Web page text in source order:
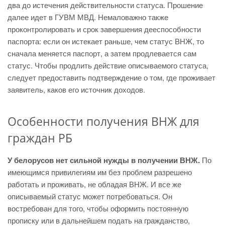
два до истечения действительности статуса. Прошение
далее идет в ГУВМ МВД. Немаловажно также
проконтролировать и срок завершения дееспособности
паспорта: если он истекает раньше, чем статус ВНЖ, то
сначала меняется паспорт, а затем продлевается сам
статус. Чтобы продлить действие описываемого статуса,
следует предоставить подтверждение о том, где проживает
заявитель, каков его источник доходов.
Особенности получения ВНЖ для
граждан РБ
У белорусов нет сильной нужды в получении ВНЖ. По
имеющимся привилегиям им без проблем разрешено
работать и проживать, не обладая ВНЖ. И все же
описываемый статус может потребоваться. Он
востребован для того, чтобы оформить постоянную
прописку или в дальнейшем подать на гражданство,